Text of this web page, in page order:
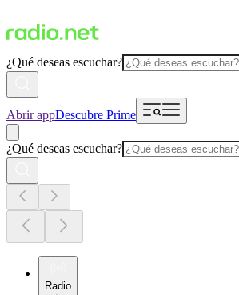
¿Qué deseas escuchar?
Abrir appDescubre Prime
¿Qué deseas escuchar?
Radio